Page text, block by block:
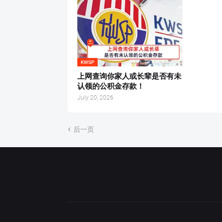
KWSP
上网查询你家人或长辈是否有未
认领的公积金存款！
July 20, 2026
后一页